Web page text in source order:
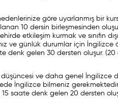
göre uyarlanmış bir
10 dersin birleşmesinden
etkileşim kurmak ve sınıfın
ve günlük durumlar için İngilizce
denk gelen 30 dersten oluşur.
düşüncesi ve daha genel
İngilizce bilmeniz
saate denk gelen 20 dersten